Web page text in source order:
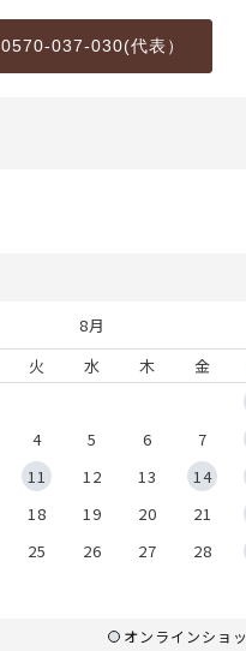
0570-037-030(代表）
8月
火 水 木 金
4 5 6 7
11 12 13 14
18 19 20 21
25 26 27 28
オンラインショ